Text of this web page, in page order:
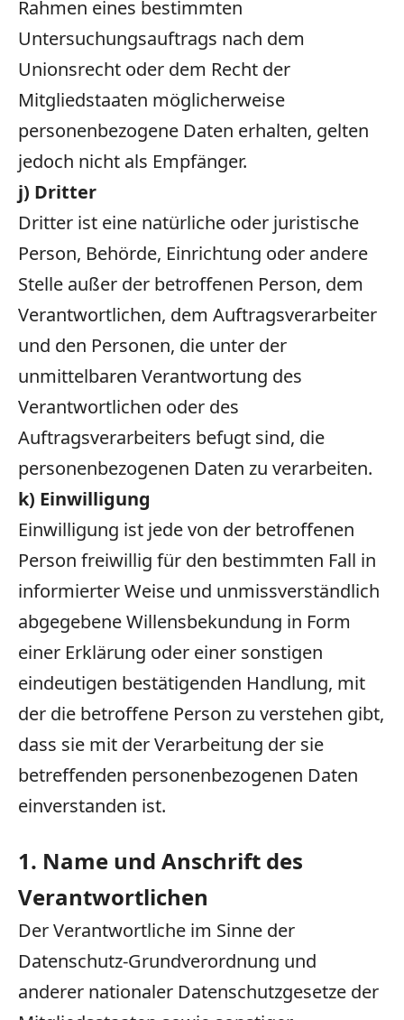
Rahmen eines bestimmten
Untersuchungsauftrags nach dem
Unionsrecht oder dem Recht der
Mitgliedstaaten möglicherweise
personenbezogene Daten erhalten, gelten
jedoch nicht als Empfänger.
j) Dritter
Dritter ist eine natürliche oder juristische
Person, Behörde, Einrichtung oder andere
Stelle außer der betroffenen Person, dem
Verantwortlichen, dem Auftragsverarbeiter
und den Personen, die unter der
unmittelbaren Verantwortung des
Verantwortlichen oder des
Auftragsverarbeiters befugt sind, die
personenbezogenen Daten zu verarbeiten.
k) Einwilligung
Einwilligung ist jede von der betroffenen
Person freiwillig für den bestimmten Fall in
informierter Weise und unmissverständlich
abgegebene Willensbekundung in Form
einer Erklärung oder einer sonstigen
eindeutigen bestätigenden Handlung, mit
der die betroffene Person zu verstehen gibt,
dass sie mit der Verarbeitung der sie
betreffenden personenbezogenen Daten
einverstanden ist.
1. Name und Anschrift des
Verantwortlichen
Der Verantwortliche im Sinne der
Datenschutz-Grundverordnung und
anderer nationaler Datenschutzgesetze der